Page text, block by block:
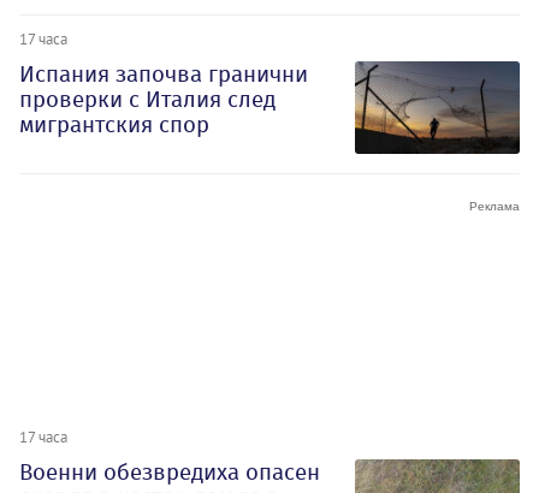
17 часа
Испания започва гранични
проверки с Италия след
мигрантския спор
17 часа
Военни обезвредиха опасен